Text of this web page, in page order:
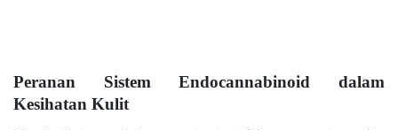
Peranan Sistem Endocannabinoid dalam
Kesihatan Kulit